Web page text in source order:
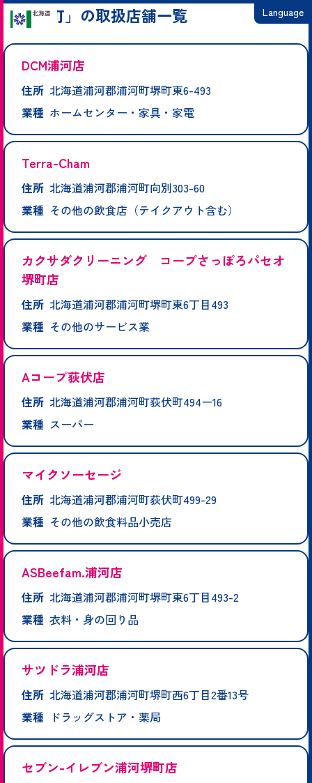
Language
한국어
「浦河町」の取扱店舗一覧
DCM浦河店
住所 北海道浦河郡浦河町堺町東6-493
業種 ホームセンター・家具・家電
Terra-Cham
住所 北海道浦河郡浦河町向別303-60
業種 その他の飲食店（テイクアウト含む）
カクサダクリーニング コープさっぽろパセオ
堺町店
住所 北海道浦河郡浦河町堺町東6丁目493
業種 その他のサービス業
Aコープ荻伏店
住所 北海道浦河郡浦河町荻伏町494ー16
業種 スーパー
マイクソーセージ
住所 北海道浦河郡浦河町荻伏町499-29
業種 その他の飲食料品小売店
ASBeefam.浦河店
住所 北海道浦河郡浦河町堺町東6丁目493-2
業種 衣料・身の回り品
サツドラ浦河店
住所 北海道浦河郡浦河町堺町西6丁目2番13号
業種
ドラッグストア・薬局
セブン-イレブン浦河堺町店